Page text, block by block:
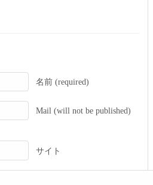
名前 (required)
Mail (will not be published)
サイト